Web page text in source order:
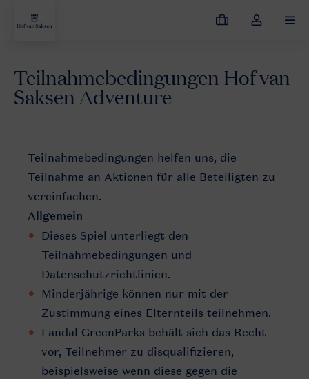
Meine
Dropdown-
Kontos
öffnen
Urlaub mit Kindern Hof van Saksen Adventure
Teilnahmebedingungen Hof van
Saksen Adventure
Teilnahmebedingungen helfen uns, die
Teilnahme an Aktionen für alle Beteiligten zu
vereinfachen.
Allgemein
Dieses Spiel unterliegt den
Teilnahmebedingungen und
Datenschutzrichtlinien.
Minderjährige können nur mit der
Zustimmung eines Elternteils teilnehmen.
Landal GreenParks behält sich das Recht
vor, Teilnehmer zu disqualifizieren,
beispielsweise wenn diese gegen die